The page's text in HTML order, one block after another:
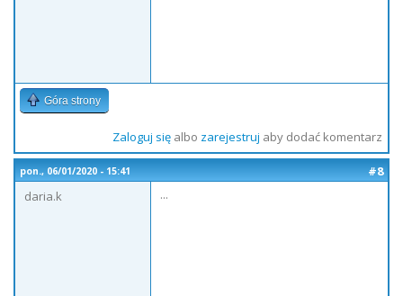
Góra strony
Zaloguj sięalbo zarejestruj aby dodać komentarz
pon., 06/01/2020 - 15:41
#8
daria.k
...